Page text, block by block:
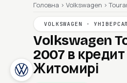
Головна › Volkswagen ›
VOLKSWAGEN · УНІВЕРСАЛ
Volkswagen
2007 в
Житомирі